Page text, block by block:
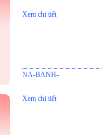
Xem chi tiết
NA-BANH-
Xem chi tiết